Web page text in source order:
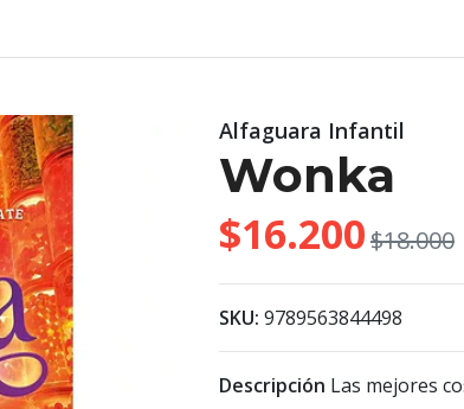
Alfaguara Infantil
Wonka
$16.200$18.000
SKU: 9789563844498
Descripción Las mejores